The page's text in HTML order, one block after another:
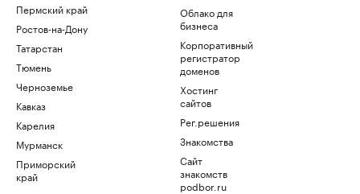
Пермский край
Ростов-на-Дону
Татарстан
Тюмень
Черноземье
Кавказ
Карелия
Мурманск
Приморский
край
Облако для
бизнеса
Корпоративный
регистратор
доменов
Хостинг
сайтов
Рег.решения
Знакомства
Сайт
знакомств
podbor.ru